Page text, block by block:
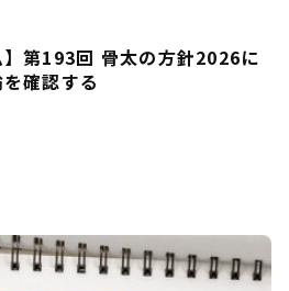
】第193回 骨太の方針2026に
確認する